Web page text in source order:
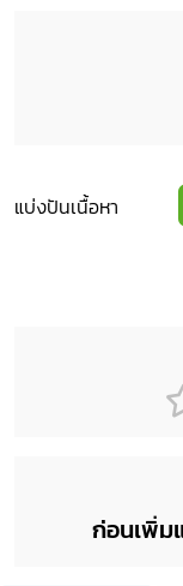
แบ่งปันเนื้อหา
ก่อนเพิ่ม